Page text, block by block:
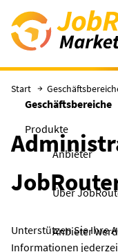
Direkt zum Hauptinhalt
Geschäftsbereiche
Produkte
Anbieter
Über
Anbieter
Start
Unterstützen Sie Ihre
Informationen